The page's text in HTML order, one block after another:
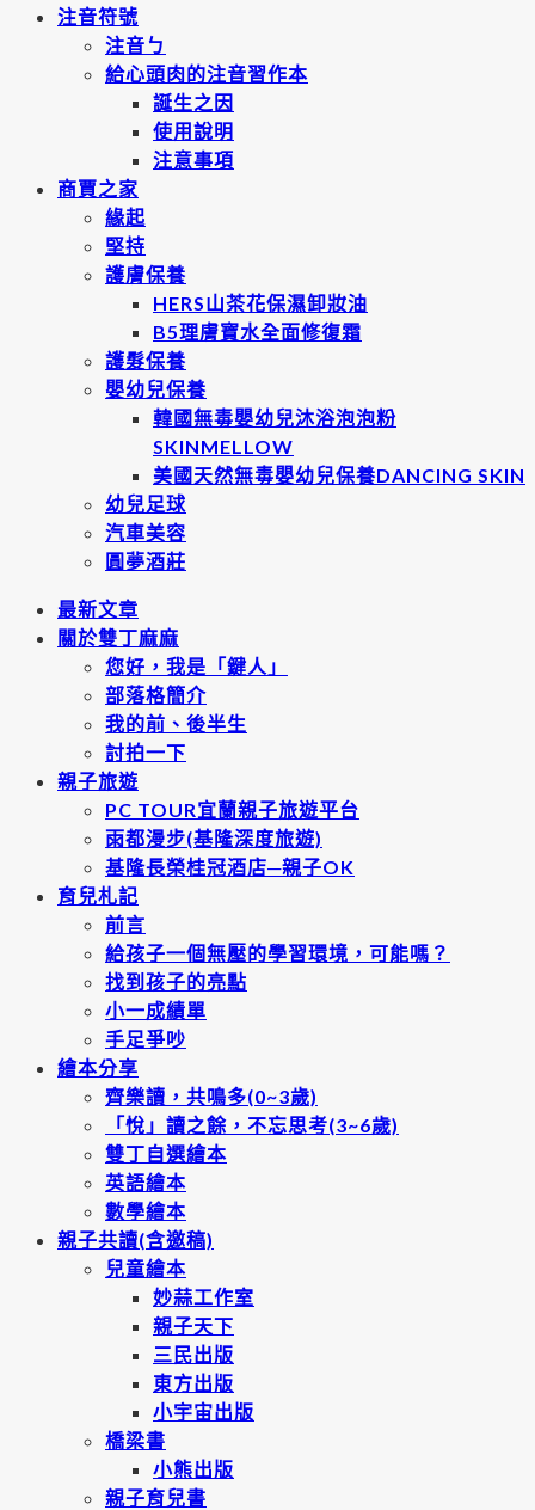
注音符號
注音ㄅ
給心頭肉的注音習作本
誕生之因
使用說明
注意事項
商賈之家
緣起
堅持
護膚保養
HERS山茶花保濕卸妝油
B5理膚寶水全面修復霜
護髮保養
嬰幼兒保養
韓國無毒嬰幼兒沐浴泡泡粉
SKINMELLOW
美國天然無毒嬰幼兒保養DANCING SKIN
幼兒足球
汽車美容
圓夢酒莊
最新文章
關於雙丁麻麻
您好，我是「鍵人」
部落格簡介
我的前、後半生
討拍一下
親子旅遊
PC TOUR宜蘭親子旅遊平台
雨都漫步(基隆深度旅遊)
基隆長榮桂冠酒店─親子OK
育兒札記
前言
給孩子一個無壓的學習環境，可能嗎？
找到孩子的亮點
小一成績單
手足爭吵
繪本分享
齊樂讀，共鳴多(0~3歲)
「悅」讀之餘，不忘思考(3~6歲)
雙丁自選繪本
英語繪本
數學繪本
親子共讀(含邀稿)
兒童繪本
妙蒜工作室
親子天下
三民出版
東方出版
小宇宙出版
橋梁書
小熊出版
親子育兒書